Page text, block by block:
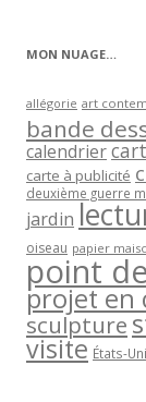
MON NUAGE…
allégorie art
bande
calendrier
carte à publicité
deuxième guerre
jardin
oiseau papier
point
projet en
sculpture
visite États-